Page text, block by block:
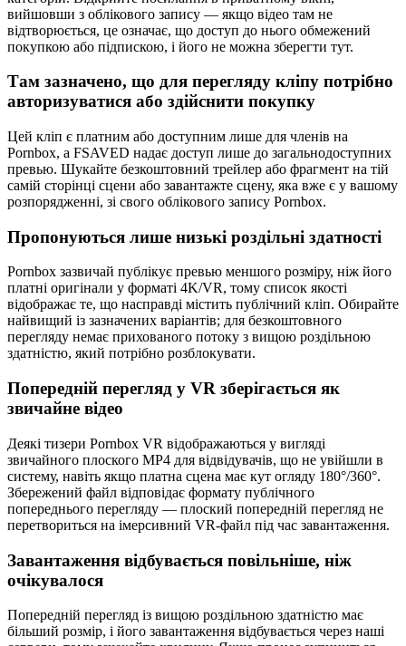
вийшовши з облікового запису — якщо відео там не
відтворюється, це означає, що доступ до нього обмежений
покупкою або підпискою, і його не можна зберегти тут.
Там зазначено, що для перегляду кліпу потрібно
авторизуватися або здійснити покупку
Цей кліп є платним або доступним лише для членів на
Pornbox, а FSAVED надає доступ лише до загальнодоступних
превью. Шукайте безкоштовний трейлер або фрагмент на тій
самій сторінці сцени або завантажте сцену, яка вже є у вашому
розпорядженні, зі свого облікового запису Pornbox.
Пропонуються лише низькі роздільні здатності
Pornbox зазвичай публікує превью меншого розміру, ніж його
платні оригінали у форматі 4K/VR, тому список якості
відображає те, що насправді містить публічний кліп. Обирайте
найвищий із зазначених варіантів; для безкоштовного
перегляду немає прихованого потоку з вищою роздільною
здатністю, який потрібно розблокувати.
Попередній перегляд у VR зберігається як
звичайне відео
Деякі тизери Pornbox VR відображаються у вигляді
звичайного плоского MP4 для відвідувачів, що не увійшли в
систему, навіть якщо платна сцена має кут огляду 180°/360°.
Збережений файл відповідає формату публічного
попереднього перегляду — плоский попередній перегляд не
перетвориться на імерсивний VR-файл під час завантаження.
Завантаження відбувається повільніше, ніж
очікувалося
Попередній перегляд із вищою роздільною здатністю має
більший розмір, і його завантаження відбувається через наші